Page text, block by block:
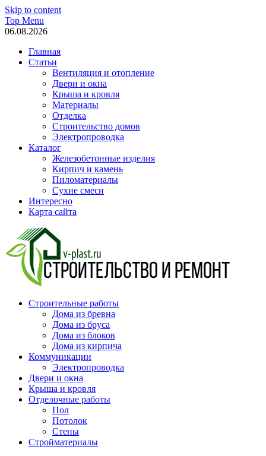
Skip to content
Top Menu
06.08.2026
Главная
Статьи
Вентиляция и отопление
Двери и окна
Крыша и кровля
Материалы
Отделка
Строительство домов
Электропроводка
Каталог
Железобетонные изделия
Кирпич и камень
Пиломатериалы
Сухие смеси
Интересно
Карта сайта
v-plast.ru Строительство и ремонт
Строительные работы
Дома из бревна
Дома из бруса
Дома из блоков
Дома из кирпича
Коммуникации
Электропроводка
Двери и окна
Крыша и кровля
Отделочные работы
Пол
Потолок
Стены
Стройматериалы